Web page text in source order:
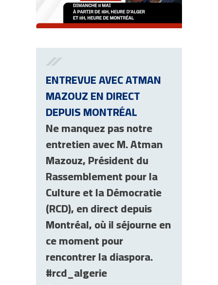
ENTREVUE AVEC ATMAN
MAZOUZ EN DIRECT
DEPUIS MONTRÉAL
Ne manquez pas notre
entretien avec M. Atman
Mazouz, Président du
Rassemblement pour la
Culture et la Démocratie
(RCD), en direct depuis
Montréal, où il séjourne en
ce moment pour
rencontrer la diaspora.
#rcd_algerie